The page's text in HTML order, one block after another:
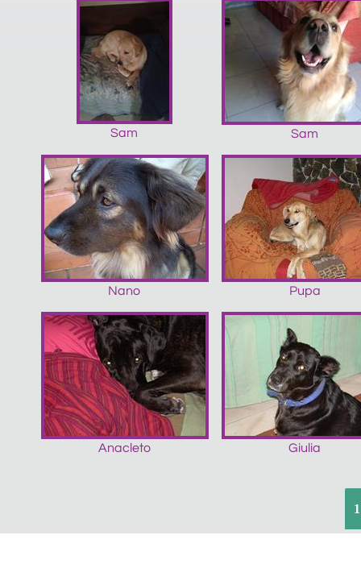
Sam Sam
Nano Pupa
Anacleto Giulia
1